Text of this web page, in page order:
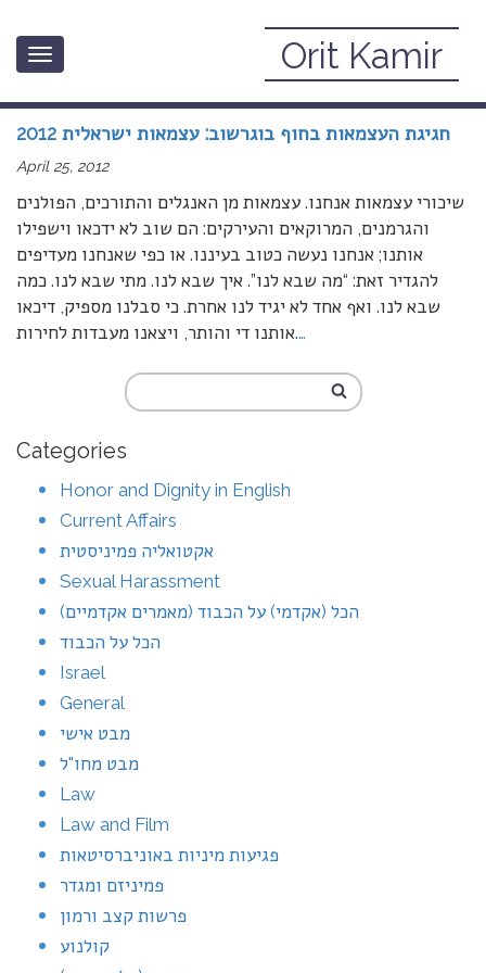
Toggle
Orit Kamir
חגיגת העצמאות בחוף בוגרשוב: עצמאות ישראלית 2012
April 25, 2012
שיכורי עצמאות אנחנו. עצמאות מן האנגלים והתורכים, הפולנים
והגרמנים, המרוקאים והעירקים: הם שוב לא ידכאו וישפילו
אותנו; אנחנו נעשה כטוב בעיננו. או כפי שאנחנו מעדיפים
להגדיר זאת: “מה שבא לנו”. איך שבא לנו. מתי שבא לנו. כמה
שבא לנו. ואף אחד לא יגיד לנו אחרת. כי סבלנו מספיק, דיכאו
אותנו די והותר, ויצאנו מעבדות לחירות.…
Categories
Honor and Dignity in English
Current Affairs
אקטואליה פמיניסטית
Sexual Harassment
הכל (אקדמי) על הכבוד (מאמרים אקדמיים)
הכל על הכבוד
Israel
General
מבט אישי
מבט מחו"ל
Law
Law and Film
פגיעות מיניות באוניברסיטאות
פמיניזם ומגדר
פרשות קצב ורמון
קולנוע